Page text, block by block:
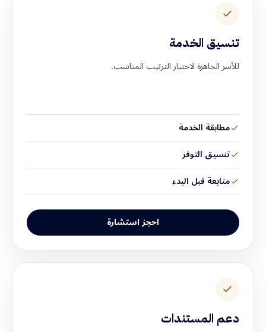
تنسيق الخدمة
للأسر الجاهزة لاختيار الترتيب المناسب.
مطابقة الخدمة
تنسيق التوفر
متابعة قبل البدء
احجز استشارة
دعم المستندات